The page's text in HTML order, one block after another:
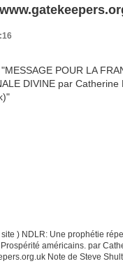
) NDLR: Une prophétie
américains. par
Note de Steve